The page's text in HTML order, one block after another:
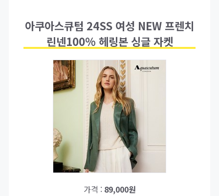
아쿠아스큐텀 24SS 여성 NEW 프렌치
린넨100% 헤링본 싱글 자켓
가격 : 89,000원